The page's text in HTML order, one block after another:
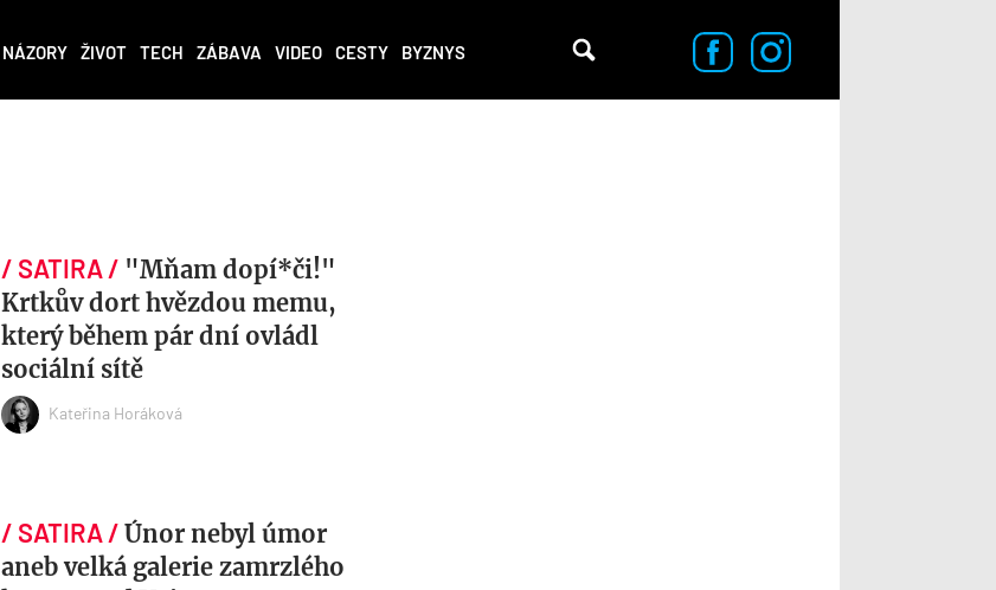
NÁZORY ŽIVOT TECH ZÁBAVA VIDEO CESTY BYZNYS
"Mňam dopí*či!"
Krtkův dort hvězdou memu,
který během pár dní ovládl
sociální sítě
Kateřina Horáková
Únor nebyl úmor
aneb velká galerie zamrzlého